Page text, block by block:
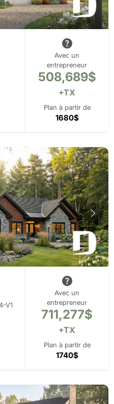
Avec un
entrepreneur
508,689$
+TX
Plan à partir de
1680$
V1
Avec un
entrepreneur
711,277$
+TX
Plan à partir de
1740$